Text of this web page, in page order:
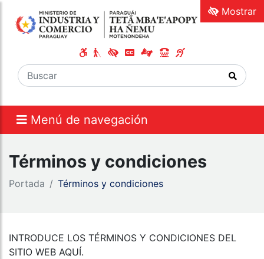
Menú de navegación
Mostrar
Términos y condiciones
Portada Términos y condiciones
INTRODUCE LOS TÉRMINOS Y CONDICIONES DEL
SITIO WEB AQUÍ.